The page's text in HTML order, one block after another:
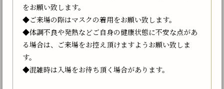
をお願い致します。
◆ご来場の際はマスクの着用をお願い致します。
◆体調不良や発熱などご自身の健康状態に不安な点があ
る場合は、ご来場をお控え頂けますようお願い致しま
す。
◆混雑時は入場をお待ち頂く場合があります。